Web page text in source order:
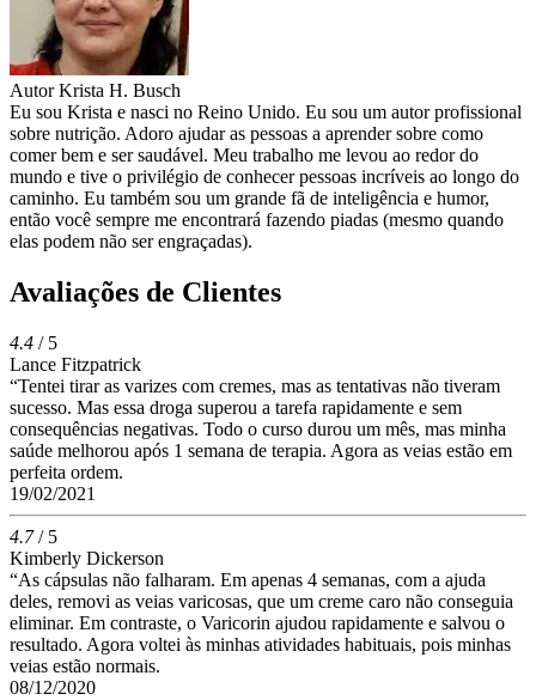
Autor Krista H. Busch
Eu sou Krista e nasci no Reino Unido. Eu sou um autor profissional
sobre nutrição. Adoro ajudar as pessoas a aprender sobre como
comer bem e ser saudável. Meu trabalho me levou ao redor do
mundo e tive o privilégio de conhecer pessoas incríveis ao longo do
caminho. Eu também sou um grande fã de inteligência e humor,
então você sempre me encontrará fazendo piadas (mesmo quando
elas podem não ser engraçadas).
Avaliações de Clientes
4.4 / 5
Lance Fitzpatrick
“Tentei tirar as varizes com cremes, mas as tentativas não tiveram
sucesso. Mas essa droga superou a tarefa rapidamente e sem
consequências negativas. Todo o curso durou um mês, mas minha
saúde melhorou após 1 semana de terapia. Agora as veias estão em
perfeita ordem.
19/02/2021
4.7/ 5
Kimberly Dickerson
“As cápsulas não falharam. Em apenas 4 semanas, com a ajuda
deles, removi as veias varicosas, que um creme caro não conseguia
eliminar. Em contraste, o Varicorin ajudou rapidamente e salvou o
resultado. Agora voltei às minhas atividades habituais, pois minhas
veias estão normais.
08/12/2020